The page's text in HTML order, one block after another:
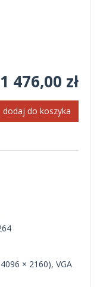
1 476,00 zł
dodaj do koszyka
× 2160), VGA